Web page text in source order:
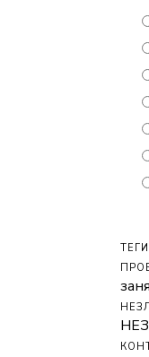
ТЕГИ